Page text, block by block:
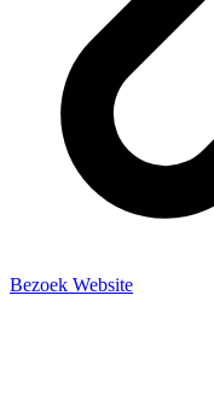
Bezoek Website